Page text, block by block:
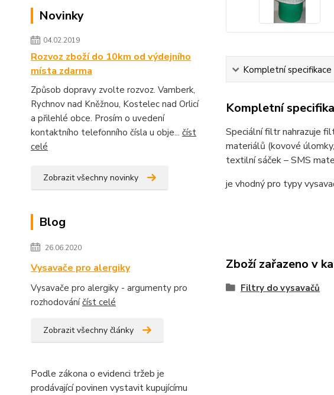
Novinky
04.02.2019
Rozvoz zboží do 10km od výdejního
místa zdarma
Způsob dopravy zvolte rozvoz. Vamberk,
Rychnov nad Kněžnou, Kostelec nad Orlicí
a přilehlé obce. Prosím o uvedení
kontaktního telefonního čísla u obje... číst
celé
Zobrazit všechny novinky
Blog
26.06.2020
Vysavače pro alergiky
Vysavače pro alergiky - argumenty pro
rozhodováníčíst celé
Zobrazit všechny články
Podle zákona o evidenci tržeb je
prodávající povinen vystavit kupujícímu
Kompletní specifikace
Kompletní
Speciální filtr nahrazuje
materiálů (kovové
textilní sáček – SMS
je vhodný pro typy
Zboží zařazeno v
Filtry do vysavačů